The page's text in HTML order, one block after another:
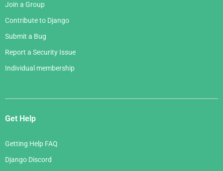
Join a Group
Contribute to Django
Submit a Bug
Report a Security Issue
Individual membership
Get Help
Getting Help FAQ
Django Discord